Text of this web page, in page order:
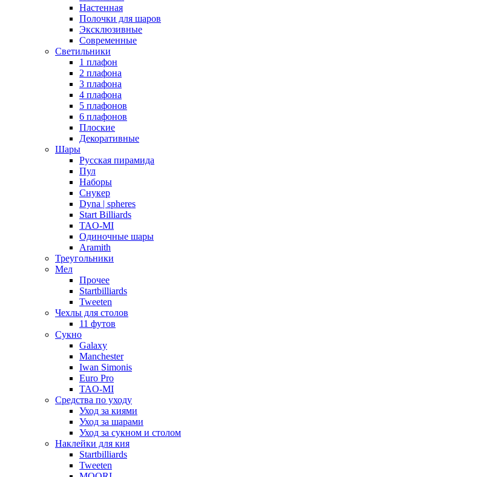
Настенная
Полочки для шаров
Эксклюзивные
Современные
Светильники
1 плафон
2 плафона
3 плафона
4 плафона
5 плафонов
6 плафонов
Плоские
Декоративные
Шары
Русская пирамида
Пул
Наборы
Снукер
Dyna | spheres
Start Billiards
TAO-MI
Одиночные шары
Aramith
Треугольники
Мел
Прочее
Startbilliards
Tweeten
Чехлы для столов
11 футов
Сукно
Galaxy
Manchester
Iwan Simonis
Euro Pro
TAO-MI
Средства по уходу
Уход за киями
Уход за шарами
Уход за сукном и столом
Наклейки для кия
Startbilliards
Tweeten